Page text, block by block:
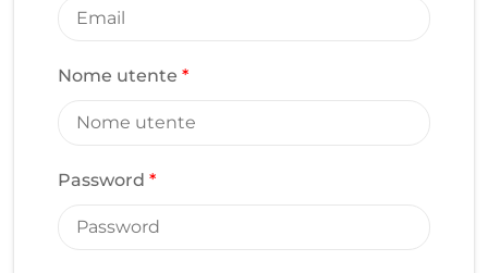
Nome utente *
Password *